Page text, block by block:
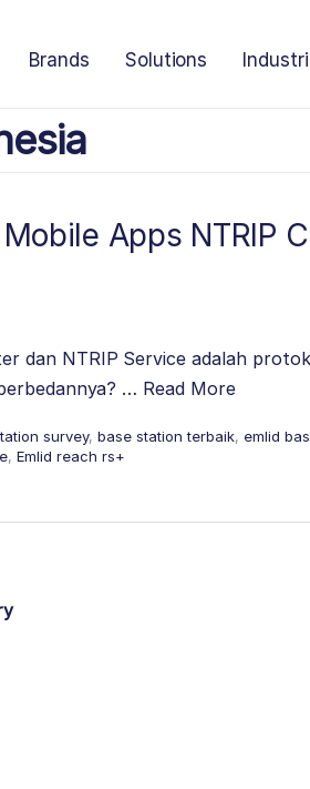
Brands Solutions
Apps NTRIP
dan NTRIP Service adalah
… Read More
survey, base station terbaik, emlid
, Emlid reach rs+